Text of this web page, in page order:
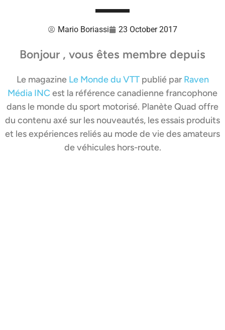
Mario Boriassi 23 October 2017
Bonjour , vous êtes membre depuis
Le magazine Le Monde du VTTpublié par Raven
Média INC est la référence canadienne francophone
dans le monde du sport motorisé. Planète Quad offre
du contenu axé sur les nouveautés, les essais produits
et les expériences reliés au mode de vie des amateurs
de véhicules hors-route.